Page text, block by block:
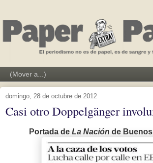
domingo, 28 de octubre de 2012
Casi otro Doppelgänger
Portada de La Nación de